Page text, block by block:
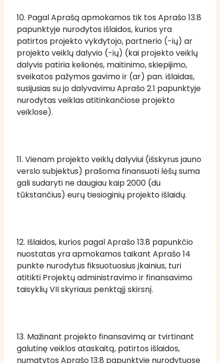
10. Pagal Aprašą apmokamos tik tos Aprašo 13.8
papunktyje nurodytos išlaidos, kurios yra
patirtos projekto vykdytojo, partnerio (-ių) ar
projekto veiklų dalyvio (-ių) (kai projekto veiklų
dalyvis patiria kelionės, maitinimo, skiepijimo,
sveikatos pažymos gavimo ir (ar) pan. išlaidas,
susijusias su jo dalyvavimu Aprašo 2.1 papunktyje
nurodytas veiklas atitinkančiose projekto
veiklose).
11. Vienam projekto veiklų dalyviui (išskyrus jauno
verslo subjektus) prašoma finansuoti lėšų suma
gali sudaryti ne daugiau kaip 2000 (du
tūkstančius) eurų tiesioginių projekto išlaidų.
12. Išlaidos, kurios pagal Aprašo 13.8 papunkčio
nuostatas yra apmokamos taikant Aprašo 14
punkte nurodytus fiksuotuosius įkainius, turi
atitikti Projektų administravimo ir finansavimo
taisyklių VII skyriaus penktąjį skirsnį.
13. Mažinant projekto finansavimą ar tvirtinant
galutinę veiklos ataskaitą, patirtos išlaidos,
numatytos Aprašo 13.8 papunktyje nurodytuose